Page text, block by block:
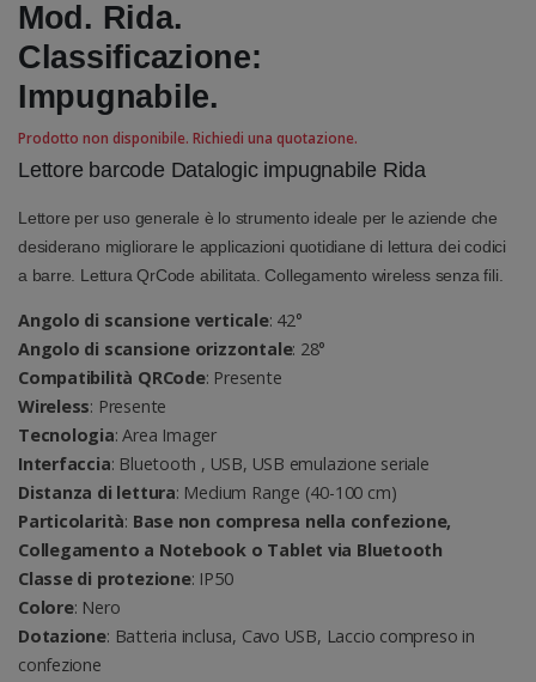
Mod. Rida.
Classificazione:
Impugnabile.
Prodotto non disponibile. Richiedi una quotazione.
Lettore barcode Datalogic impugnabile Rida
Lettore per uso generale è lo strumento ideale per le aziende che
desiderano migliorare le applicazioni quotidiane di lettura dei codici
a barre. Lettura QrCode abilitata. Collegamento wireless senza fili.
Angolo di scansione verticale: 42°
Angolo di scansione orizzontale: 28°
Compatibilità QRCode: Presente
Wireless: Presente
Tecnologia: Area Imager
Interfaccia: Bluetooth , USB, USB emulazione seriale
Distanza di lettura: Medium Range (40-100 cm)
Particolarità: Base non compresa nella confezione,
Collegamento a Notebook o Tablet via Bluetooth
Classe di protezione: IP50
Colore: Nero
Dotazione: Batteria inclusa, Cavo USB, Laccio compreso in
confezione